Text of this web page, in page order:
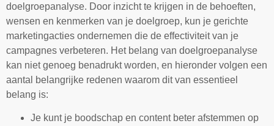
doelgroepanalyse. Door inzicht te krijgen in de behoeften,
wensen en kenmerken van je doelgroep, kun je gerichte
marketingacties ondernemen die de effectiviteit van je
campagnes verbeteren. Het belang van doelgroepanalyse
kan niet genoeg benadrukt worden, en hieronder volgen een
aantal belangrijke redenen waarom dit van essentieel
belang is:
Je kunt je boodschap en content beter afstemmen op